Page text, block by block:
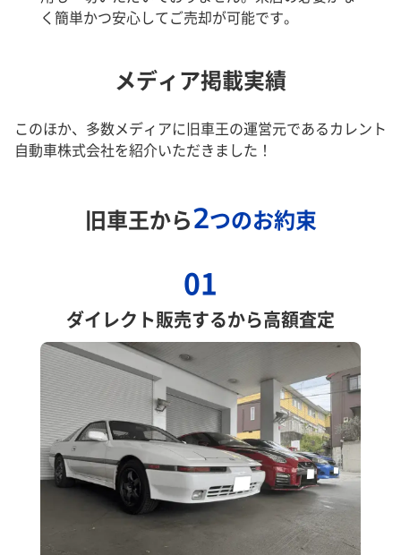
く簡単かつ安心してご売却が可能です。
メディア掲載実績
このほか、多数メディアに旧車王の運営元であるカレント
自動車株式会社を紹介いただきました！
旧車王から2つのお約束
01
ダイレクト販売するから高額査定